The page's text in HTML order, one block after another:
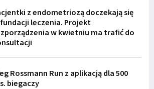
z endometriozą doczekają się
leczenia. Projekt
w kwietniu ma trafić do
Rossmann Run z aplikacją dla 500
biegaczy